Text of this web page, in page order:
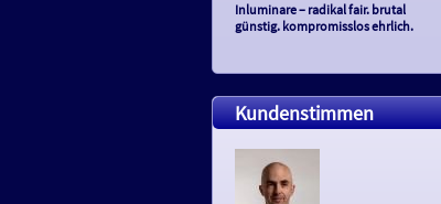
Inluminare – radikal fair. brutal
günstig. kompromisslos ehrlich.
Kundenstimmen